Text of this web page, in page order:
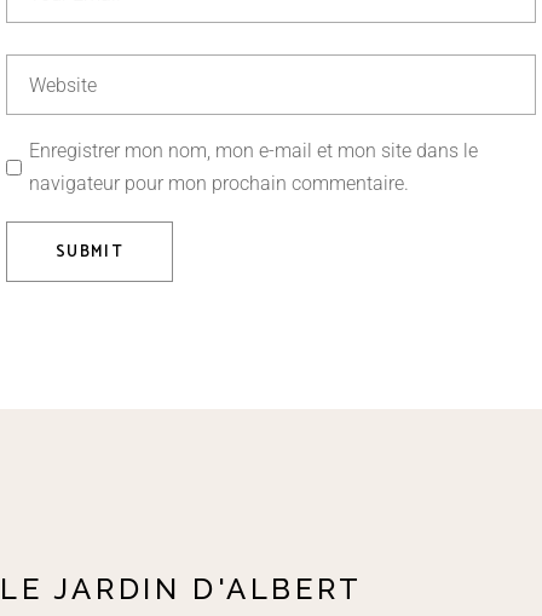
Enregistrer mon nom, mon e-mail et mon site dans le
navigateur pour mon prochain commentaire.
SUBMIT
LE JARDIN D'ALBERT